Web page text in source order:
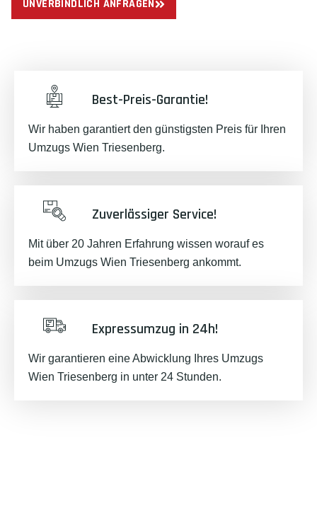
UNVERBINDLICH ANFRAGEN
Best-Preis-Garantie!
Wir haben garantiert den günstigsten Preis für Ihren
Umzugs Wien Triesenberg.
Zuverlässiger Service!
Mit über 20 Jahren Erfahrung wissen worauf es
beim Umzugs Wien Triesenberg ankommt.
Expressumzug in 24h!
Wir garantieren eine Abwicklung Ihres Umzugs
Wien Triesenberg in unter 24 Stunden.